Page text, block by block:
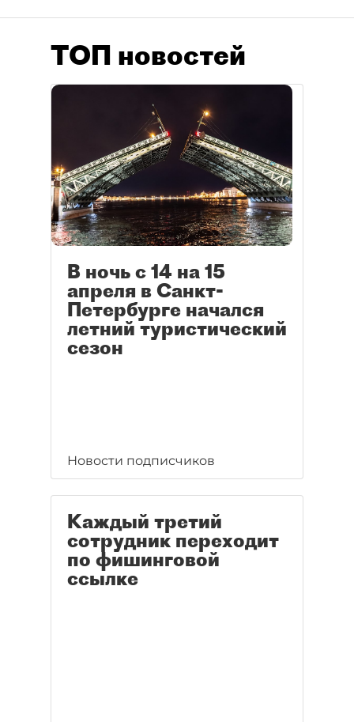
ТОП новостей
В ночь с 14 на 15
апреля в Санкт-
Петербурге начался
летний туристический
сезон
Новости подписчиков
Каждый третий
сотрудник переходит
по фишинговой
ссылке